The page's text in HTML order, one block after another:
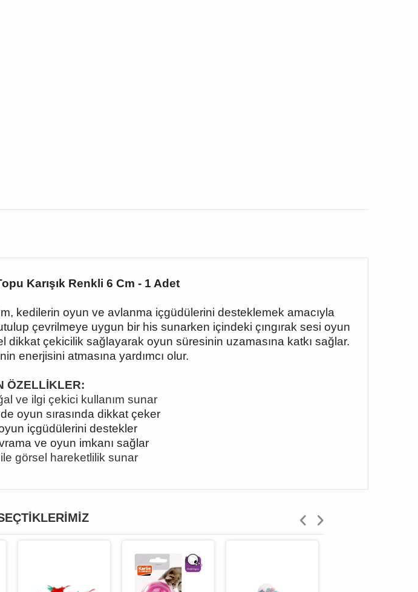
Karışık Renkli 6 Cm - 1 Adet
kedilerin oyun ve avlanma içgüdülerini desteklemek amacıyla
çevrilmeye uygun bir his sunarken içindeki çıngırak sesi oyun
dikkat çekicilik sağlayarak oyun süresinin uzamasına katkı sağlar.
enerjisini atmasına yardımcı olur.
ÖZELLİKLER:
ve ilgi çekici kullanım sunar
oyun sırasında dikkat çeker
içgüdülerini destekler
ve oyun imkanı sağlar
ile görsel hareketlilik sunar